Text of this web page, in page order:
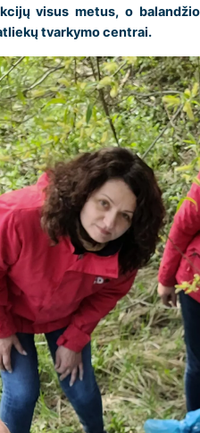
visus metus, o
tvarkymo centrai.